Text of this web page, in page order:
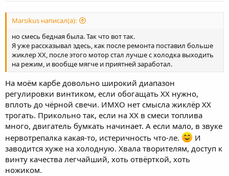
Marsikus написал(а):
но смесь бедная была. Так что вот так.
Я уже рассказывал здесь, как после ремонта поставил больше
жиклер ХХ, после этого мотор стал лучше с холодка выходить
на режим, и вообще мягче и приятней заработал.
На моём карбе довольно широкий диапазон
регулировки винтиком, если обогащать ХХ нужно,
вплоть до чёрной свечи. ИМХО нет смысла жиклёр ХХ
трогать. Прикольно так, если на ХХ в смеси топлива
много, двигатель бумкать начинает. А если мало, в звуке
нервотрепалка какая-то, истеричность что-ле.
И
заводится хуже на холодную. Хвала творителям, доступ к
винту качества легчайший, хоть отвёрткой, хоть
ножиком.